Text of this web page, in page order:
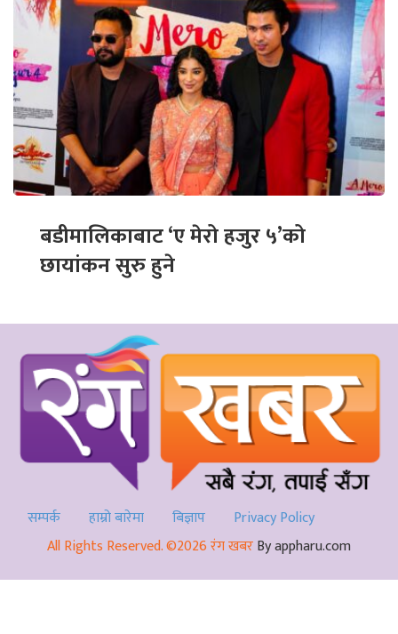
बडीमालिकाबाट ‘ए मेरो हजुर ५’को
छायांकन सुरु हुने
सम्पर्क हाम्रो बारेमा बिज्ञाप
Privacy Policy
All Rights Reserved. ©2026 रंग खबरBy appharu.com